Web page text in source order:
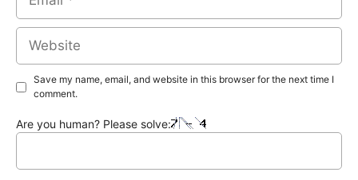
Website
Save my name, email, and website in this browser for the next time I
comment.
Are you human? Please solve: